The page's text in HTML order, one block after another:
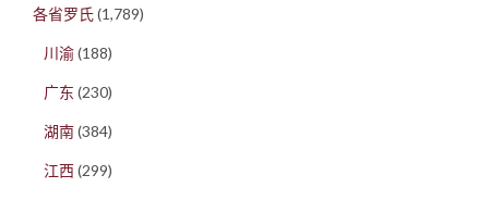
各省罗氏(1,789)
川渝(188)
广东 (230)
湖南(384)
江西(299)